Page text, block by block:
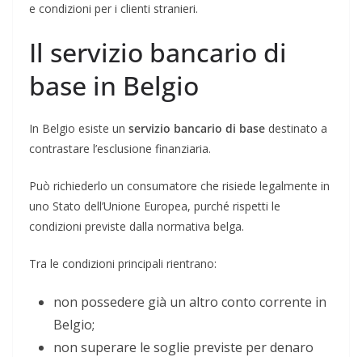
e condizioni per i clienti stranieri.
Il servizio bancario di
base in Belgio
In Belgio esiste un servizio bancario di base destinato a
contrastare l’esclusione finanziaria.
Può richiederlo un consumatore che risiede legalmente in
uno Stato dell’Unione Europea, purché rispetti le
condizioni previste dalla normativa belga.
Tra le condizioni principali rientrano:
non possedere già un altro conto corrente in
Belgio;
non superare le soglie previste per denaro